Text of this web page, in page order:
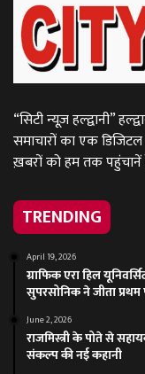
“सिटी न्यूज़ हल्द्वानी”
समाचारों का एक
ख़बरों को हम तक पहुंचानें
TRENDING
April 19, 2026
ग्राफिक एरा हिल
सुपरसोनिक ने जीता प्रथम
June 2, 2026
राजमिस्त्री के पोते से
संकल्प की नई कहानी